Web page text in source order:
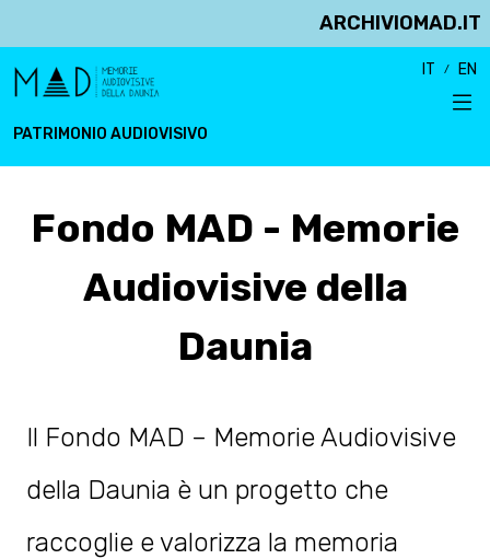
ARCHIVIOMAD.IT
PATRIMONIO AUDIOVISIVO
IT EN
Fondo MAD - Memorie
Audiovisive della
Daunia
Il Fondo MAD – Memorie Audiovisive
della Daunia è un progetto che
raccoglie e valorizza la memoria